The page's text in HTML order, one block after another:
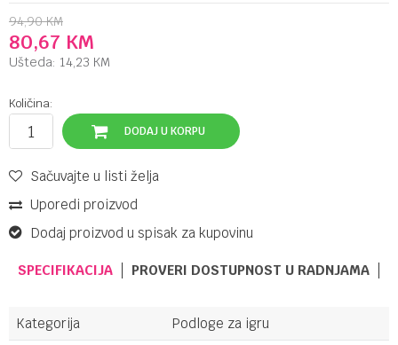
94,90 KM
80,67 KM
Ušteda: 14,23 KM
Količina:
DODAJ U KORPU
Sačuvajte u listi želja
Uporedi proizvod
Dodaj proizvod u spisak za kupovinu
SPECIFIKACIJA PROVERI DOSTUPNOST U RADNJAMA
Kategorija
Podloge za igru